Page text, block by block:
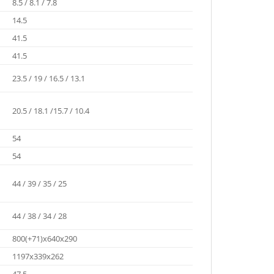
8.5 / 8.1 / 7.8
14.5
41.5
41.5
23.5 / 19 / 16.5 / 13.1
20.5 / 18.1 /15.7 / 10.4
54
54
44 / 39 / 35 / 25
44 / 38 / 34 / 28
800(+71)x640x290
1197x339x262